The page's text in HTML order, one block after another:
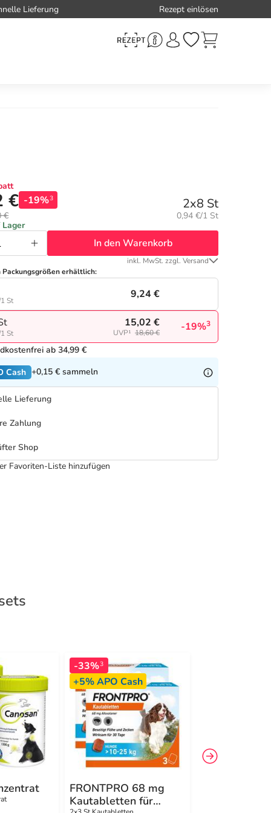
Lieferung Rezept einlösen
€ -19%3
€
2x8 St
Grundpreis:
0,94 €/1 St
In den Warenkorb
inkl. MwSt. zzgl. Versand
Packungsgrößen erhältlich:
St
9,24 €
St
15,02 €
UVP¹ 18,60 € -19%3
ab 34,99 €
Cash +0,15 € sammeln
Lieferung
Zahlung
Shop
Favoriten-Liste hinzufügen
-33%3
+5%APO Cash
FRONTPRO 68 mg
Kautabletten für